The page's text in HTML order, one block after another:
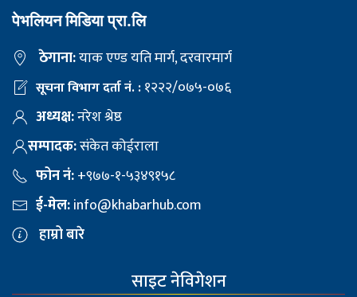
पेभलियन मिडिया प्रा.लि
ठेगाना:याक एण्ड यति मार्ग, दरवारमार्ग
सूचना विभाग दर्ता नं. :१२२२/०७५-०७६
अध्यक्ष:नरेश श्रेष्ठ
सम्पादक:संकेत कोईराला
फोन नं:+९७७-१-५३४९१५८
ई-मेल:info@khabarhub.com
हाम्रो बारे
साइट नेविगेशन